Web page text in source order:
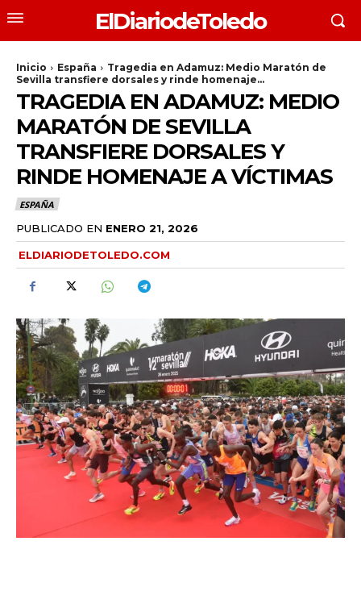
ElDiariodeToledo
Inicio España
Tragedia en Adamuz: Medio Maratón de
Sevilla transfiere dorsales y rinde homenaje...
TRAGEDIA EN ADAMUZ: MEDIO
MARATÓN DE SEVILLA
TRANSFIERE DORSALES Y
RINDE HOMENAJE A VÍCTIMAS
ESPAÑA
PUBLICADO EN ENERO 21, 2026
ELDIARIODETOLEDO.COM